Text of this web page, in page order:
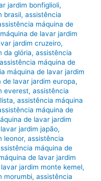
jardim bonfiglioli,
brasil,assistência
máquina de
de lavar jardim
jardim cruzeiro,
da glória,assistência
assistência máquina de
máquina de lavar jardim
de lavar jardim europa,
everest,assistência
,assistência máquina
máquina de
de lavar jardim
jardim japão,
leonor,assistência
máquina de
de lavar jardim
jardim monte kemel,
morumbi,assistência